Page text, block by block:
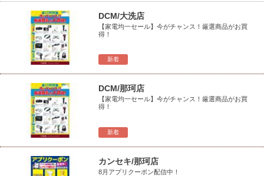
新着
DCM/大洗店
【家電均一セール】今がチャンス！厳選商品がお買
得！
新着
DCM/那珂店
【家電均一セール】今がチャンス！厳選商品がお買
得！
カンセキ/那珂店
8月アプリクーポン配信中！